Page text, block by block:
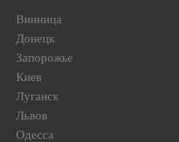
Винница
Донецк
Запорожье
Киев
Луганск
Львов
Одесса